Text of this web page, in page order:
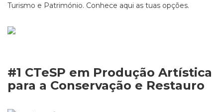
Turismo e Património. Conhece aqui as tuas opções.
#1 CTeSP em Produção Artística
para a Conservação e Restauro